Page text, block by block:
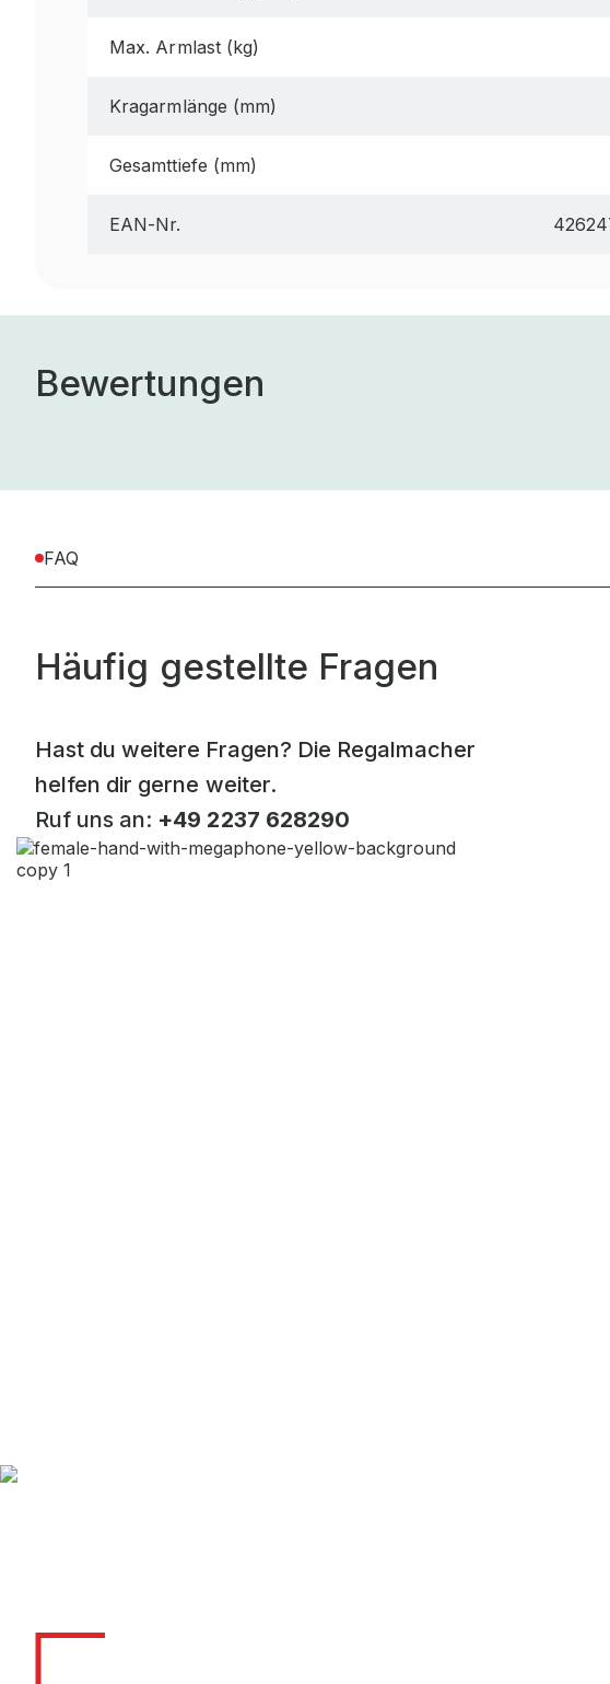
Max. Armlast (kg)
Kragarmlänge (mm)
Gesamttiefe (mm)
EAN-Nr.
Bewertungen
FAQ
Häufig gestellte Fragen
Hast du weitere Fragen? Die Regalmacher
helfen dir gerne weiter.
Ruf uns an: +49 2237 628290